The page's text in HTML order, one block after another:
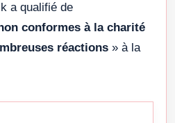
a qualifié de
conformes à la charité
réactions » à la